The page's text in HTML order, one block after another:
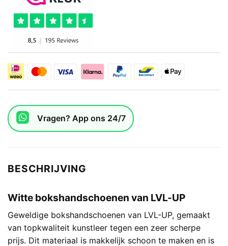
Vragen? App ons 24/7
BESCHRIJVING
Witte bokshandschoenen van LVL-UP
Geweldige bokshandschoenen van LVL-UP, gemaakt
van topkwaliteit kunstleer tegen een zeer scherpe
prijs. Dit materiaal is makkelijk schoon te maken en is